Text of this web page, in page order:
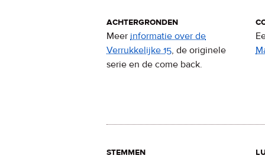
achtergronden
Meer informatie over de
Verrukkelijke 15, de originele
serie en de come back.
stemmen